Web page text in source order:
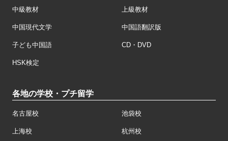
中級教材 上級教材
中国現代文学 中国語翻訳版
子ども中国語 CD・DVD
HSK検定
各地の学校・プチ留学
名古屋校 池袋校
上海校 杭州校